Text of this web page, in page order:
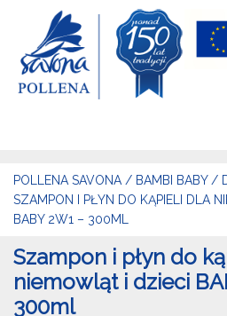
POLLENA SAVONA / BAMBI BABY/
SZAMPON I PŁYN DO KĄPIELI DLA
BABY 2W1 – 300ML
Szampon i płyn do
niemowląt i dzieci
300ml